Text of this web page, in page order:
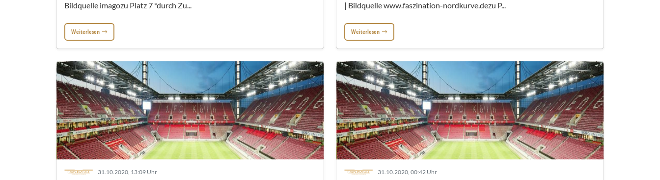
Bildquelle imagozu Platz 7 *durch Zu...
Weiterlesen
| Bildquelle www.faszination-nordkurve.dezu P...
Weiterlesen
31.10.2020, 13:09 Uhr 31.10.2020, 00:42 Uhr